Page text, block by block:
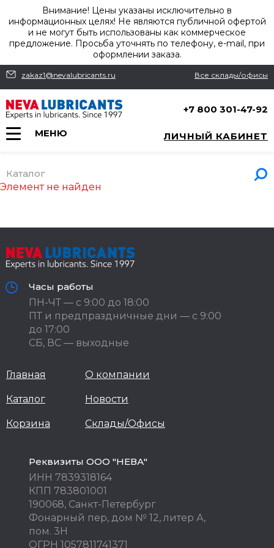
Внимание! Цены указаны исключительно в
информационных целях! Не являются публичной офертой
и не могут быть использованы как коммерческое
предложение. Просьба уточнять по телефону, e-mail, при
оформлении заказа.
zakaz1@nevalubricants.ru Все склады/офисы
+7 800 301-47-92
МЕНЮ ЛИЧНЫЙ КАБИНЕТ
Каталог
Элемент не найден
Часы работы
ПН-ЧТ — с 9:00 до 18:00
ПТ и предпраздничные дни — с 9:00
до 17:00
СБ, ВС — выходные
Главная
Каталог
Корзина
О компании
Новости
Склады/Офисы
Реквизиты ООО "НЕВА"
ИНН 7839318164
КПП 783801001
190068, Санкт-Петербург
Фонарный пер, дом № 12, литер А,
пом. 3Н
ОГРН 1057811741371